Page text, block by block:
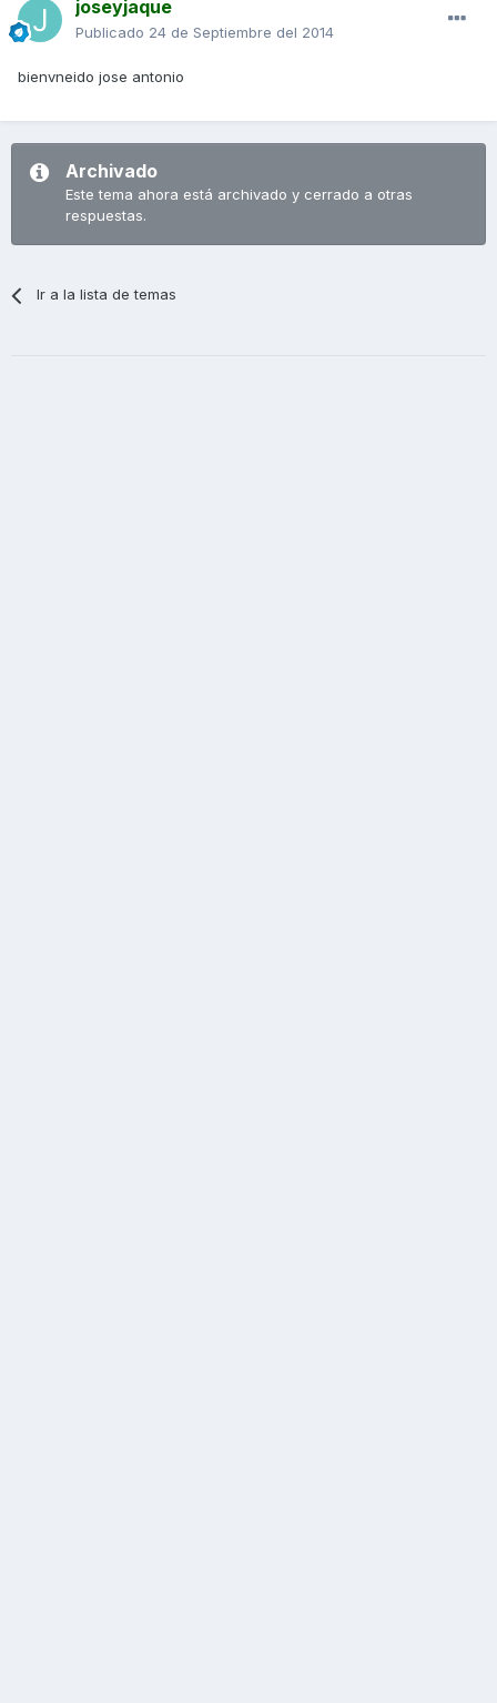
joseyjaque
Publicado 24 de Septiembre del 2014
bienvneido jose antonio
Archivado
Este tema ahora está archivado y cerrado a otras
respuestas.
Ir a la lista de temas